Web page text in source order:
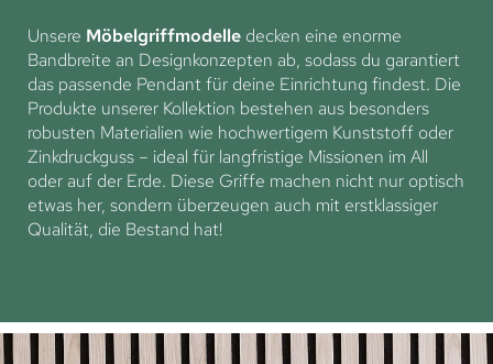
Unsere Möbelgriffmodelle decken eine enorme
Bandbreite an Designkonzepten ab, sodass du garantiert
das passende Pendant für deine Einrichtung findest. Die
Produkte unserer Kollektion bestehen aus besonders
robusten Materialien wie hochwertigem Kunststoff oder
Zinkdruckguss – ideal für langfristige Missionen im All
oder auf der Erde. Diese Griffe machen nicht nur optisch
etwas her, sondern überzeugen auch mit erstklassiger
Qualität, die Bestand hat!